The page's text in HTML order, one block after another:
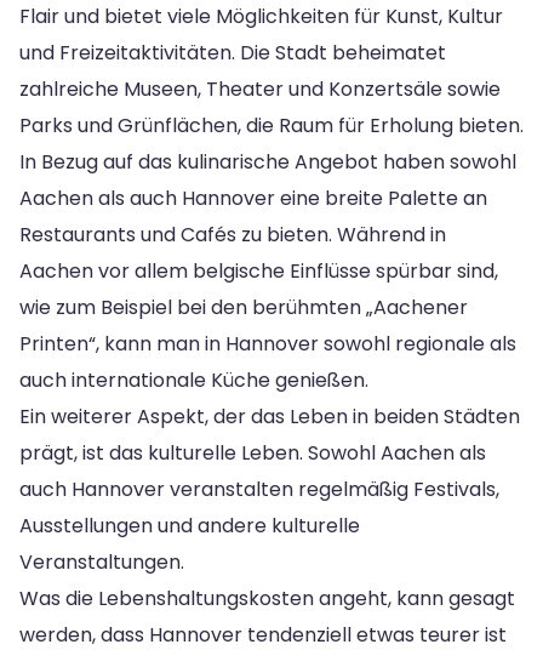
Flair und bietet viele Möglichkeiten für Kunst, Kultur
und Freizeitaktivitäten. Die Stadt beheimatet
zahlreiche Museen, Theater und Konzertsäle sowie
Parks und Grünflächen, die Raum für Erholung bieten.
In Bezug auf das kulinarische Angebot haben sowohl
Aachen als auch Hannover eine breite Palette an
Restaurants und Cafés zu bieten. Während in
Aachen vor allem belgische Einflüsse spürbar sind,
wie zum Beispiel bei den berühmten „Aachener
Printen“, kann man in Hannover sowohl regionale als
auch internationale Küche genießen.
Ein weiterer Aspekt, der das Leben in beiden Städten
prägt, ist das kulturelle Leben. Sowohl Aachen als
auch Hannover veranstalten regelmäßig Festivals,
Ausstellungen und andere kulturelle
Veranstaltungen.
Was die Lebenshaltungskosten angeht, kann gesagt
werden, dass Hannover tendenziell etwas teurer ist